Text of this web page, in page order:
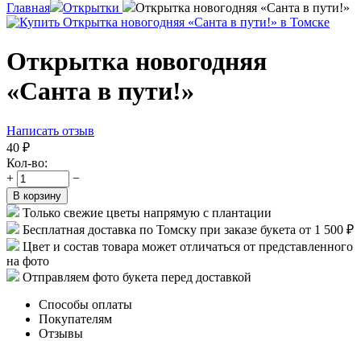
Главная Открытки Открытка новогодняя «Санта в пути!»
Открытка новогодняя
«Санта в пути!»
Написать отзыв
40 ₽
Кол-во:
+
−
В корзину
Только свежие цветы напрямую с плантации
Бесплатная доставка по Томску при заказе букета от 1 500 ₽
Цвет и состав товара может отличаться от представленного
на фото
Отправляем фото букета перед доставкой
Способы оплаты
Покупателям
Отзывы